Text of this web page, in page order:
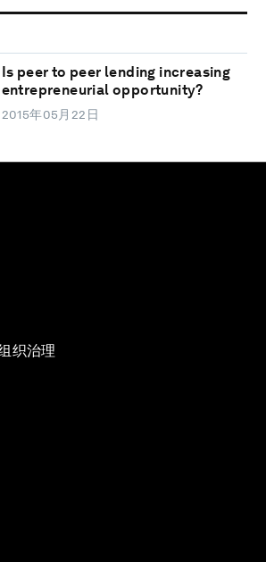
Is peer to peer lending increasing
entrepreneurial opportunity?
2015年05月22日
织治理